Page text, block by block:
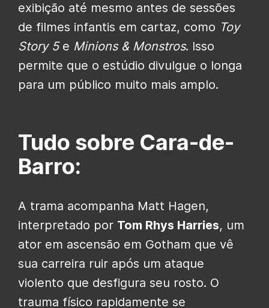
exibição até mesmo antes de sessões
de filmes infantis em cartaz, como Toy
Story 5e Minions & Monstros. Isso
permite que o estúdio divulgue o longa
para um público muito mais amplo.
Tudo sobre Cara-de-
Barro:
A trama acompanha Matt Hagen,
interpretado por Tom Rhys Harries, um
ator em ascensão em Gotham que vê
sua carreira ruir após um ataque
violento que desfigura seu rosto. O
trauma físico rapidamente se